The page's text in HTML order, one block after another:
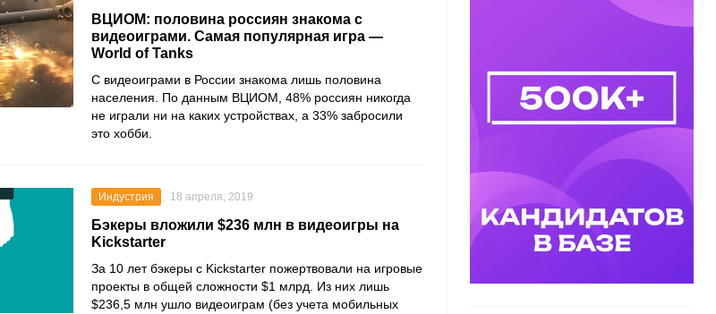
ВЦИОМ: половина россиян знакома с
видеоиграми. Самая популярная игра —
World of Tanks
С видеоиграми в России знакома лишь половина
населения. По данным ВЦИОМ, 48% россиян никогда
не играли ни на каких устройствах, а 33% забросили
это хобби.
Индустрия 18 апреля, 2019
Бэкеры вложили $236 млн в видеоигры на
Kickstarter
За 10 лет бэкеры с Kickstarter пожертвовали на игровые
проекты в общей сложности $1 млрд. Из них лишь
$236,5 млн ушло видеоиграм (без учета мобильных